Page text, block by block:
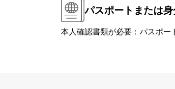
パスポートまたは
本人確認書類が必要：パスポー